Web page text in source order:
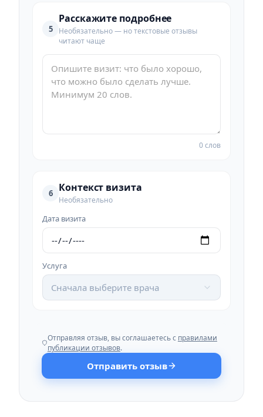
5
Расскажите подробнее
Необязательно — но текстовые отзывы
читают чаще
0 слов
6 Контекст визита
Необязательно
Дата визита
Услуга
Сначала выберите врача
Отправляя отзыв, вы соглашаетесь с правилами
публикации отзывов.
Отправить отзыв